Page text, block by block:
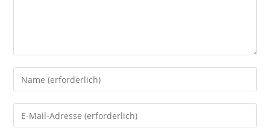
Gib
deinen
Namen
oder
Gib
deine